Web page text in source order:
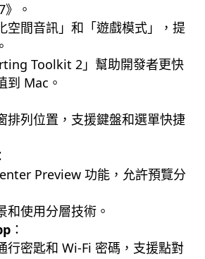
》。
空間音訊」和「遊戲模式」，提
Toolkit 2」幫助開發者更快
到 Mac。
排列位置，支援鍵盤和選單快捷
Preview 功能，允許預覽分
和使用分層技術。
：
行密匙和 Wi-Fi 密碼，支援點對